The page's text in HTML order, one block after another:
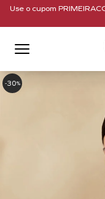
Use o cupom
-30%